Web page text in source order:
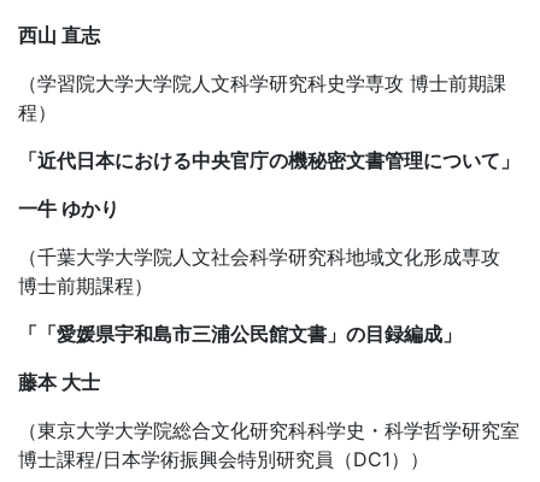
西山 直志
（学習院大学大学院人文科学研究科史学専攻 博士前期課
程）
「近代日本における中央官庁の機秘密文書管理について」
一牛 ゆかり
（千葉大学大学院人文社会科学研究科地域文化形成専攻
博士前期課程）
「「愛媛県宇和島市三浦公民館文書」の目録編成」
藤本 大士
（東京大学大学院総合文化研究科科学史・科学哲学研究室
博士課程/日本学術振興会特別研究員（DC1））